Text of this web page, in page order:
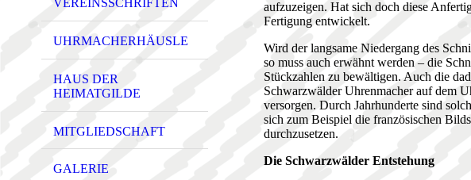
VEREINSSCHRIFTEN
UHRMACHERHÄUSLE
HAUS DER
HEIMATGILDE
MITGLIEDSCHAFT
GALERIE
aufzuzeigen. Hat sich doch diese
Fertigung entwickelt.
Wird der langsame Niedergang des
so muss auch erwähnt werden – die
Stückzahlen zu bewältigen. Auch die
Schwarzwälder Uhrenmacher auf dem
versorgen. Durch Jahrhunderte sind
sich zum Beispiel die französischen
durchzusetzen.
Die Schwarzwälder Entstehung